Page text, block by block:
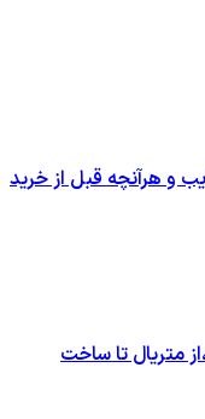
و هرآنچه قبل از خرید
متریال تا ساخت